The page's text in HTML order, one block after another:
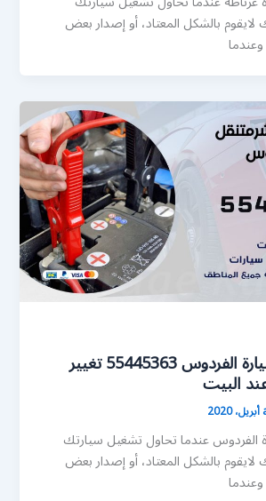
بالشكل المعتاد، أو إصدار بعض
تبديل بطارية سيارة الفردوس 55445363 تغيير
البيت
الفردوس عندما تحاول تشغيل سيارتك
بالشكل المعتاد، أو إصدار بعض